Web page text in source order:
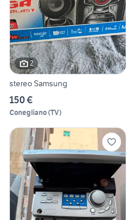
2
stereo Samsung
150 €
Conegliano(TV)